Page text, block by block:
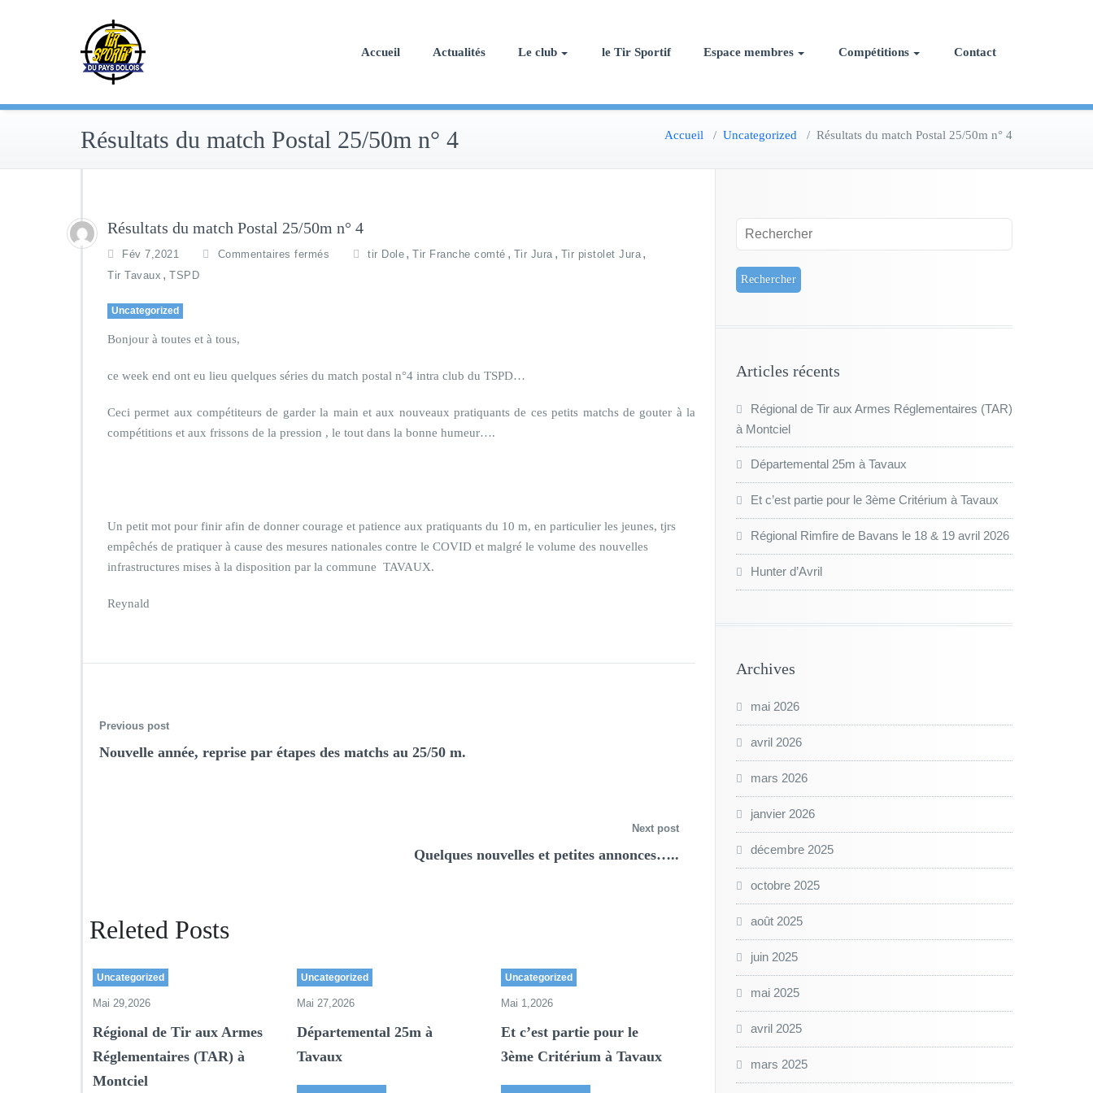
Accueil Actualités Le club le Tir Sportif Espace membres Compétitions Contact
Résultats du match Postal 25/50m n° 4 Accueil / Uncategorized / Résultats du match Postal 25/50m n° 4
Résultats du match Postal 25/50m n° 4
Fév 7,2021 Commentaires fermés tir Dole , Tir Franche comté , Tir Jura , Tir pistolet Jura ,
Tir Tavaux , TSPD
Uncategorized
Bonjour à toutes et à tous,
ce week end ont eu lieu quelques séries du match postal n°4 intra club du TSPD…
Ceci permet aux compétiteurs de garder la main et aux nouveaux pratiquants de ces petits matchs de gouter à la
compétitions et aux frissons de la pression , le tout dans la bonne humeur….
Un petit mot pour finir afin de donner courage et patience aux pratiquants du 10 m, en particulier les jeunes, tjrs
empêchés de pratiquer à cause des mesures nationales contre le COVID et malgré le volume des nouvelles
infrastructures mises à la disposition par la commune TAVAUX.
Reynald
Previous post
Nouvelle année, reprise par étapes des matchs au 25/50 m.
Next post
Quelques nouvelles et petites annonces…..
Releted Posts
Uncategorized
Mai 29,2026
Régional de Tir aux Armes
Réglementaires (TAR) à
Montciel
Uncategorized
Mai 27,2026
Départemental 25m à
Tavaux
Uncategorized
Mai 1,2026
Et c’est partie pour le
3ème Critérium à Tavaux
Articles récents
Régional de Tir aux Armes Réglementaires (TAR)
à Montciel
Départemental 25m à Tavaux
Et c’est partie pour le 3ème Critérium à Tavaux
Régional Rimfire de Bavans le 18 & 19 avril 2026
Hunter d’Avril
Archives
mai 2026
avril 2026
mars 2026
janvier 2026
décembre 2025
octobre 2025
août 2025
juin 2025
mai 2025
avril 2025
mars 2025